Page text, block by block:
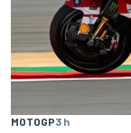
MOTOGP3 h